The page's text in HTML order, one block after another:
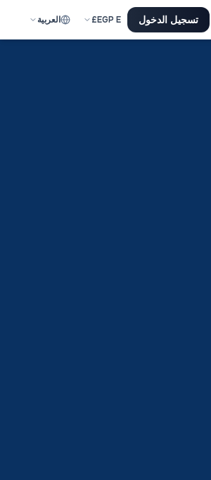
تسجيل الدخول EGP E£ العربية